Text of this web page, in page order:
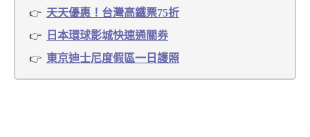
天天優惠！台灣高鐵票75折
日本環球影城快速通關券
東京迪士尼度假區一日護照